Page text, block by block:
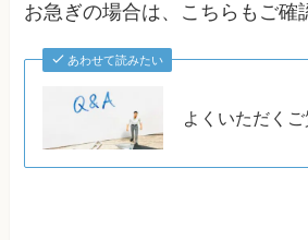
お急ぎの場合は、こちらもご確
あわせて読みたい
よくいただく